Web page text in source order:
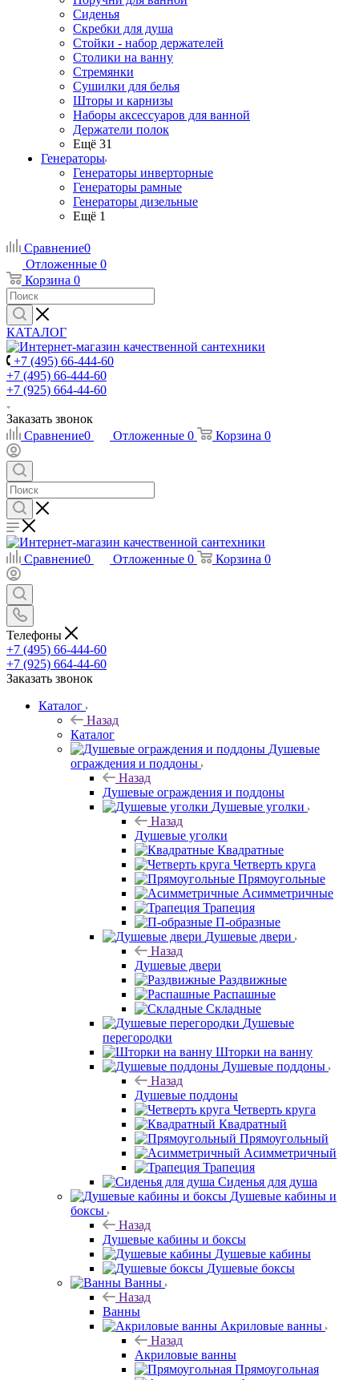
Сиденья
Скребки для душа
Стойки - набор держателей
Столики на ванну
Стремянки
Сушилки для белья
Шторы и карнизы
Наборы аксессуаров для ванной
Держатели полок
Ещё 31
Генераторы
Генераторы инверторные
Генераторы рамные
Генераторы дизельные
Ещё 1
Сравнение0
Отложенные 0
Корзина 0
КАТАЛОГ
+7 (495) 66-444-60
+7 (495) 66-444-60
+7 (925) 664-44-60
Заказать звонок
Сравнение0 Отложенные 0 Корзина 0
Сравнение0 Отложенные 0 Корзина 0
Телефоны
+7 (495) 66-444-60
+7 (925) 664-44-60
Заказать звонок
Каталог
Назад
Каталог
Душевые
ограждения и поддоны
Назад
Душевые ограждения и поддоны
Душевые уголки
Назад
Душевые уголки
Квадратные
Четверть круга
Прямоугольные
Асимметричные
Трапеция
П-образные
Душевые двери
Назад
Душевые двери
Раздвижные
Распашные
Складные
Душевые
перегородки
Шторки на ванну
Душевые поддоны
Назад
Душевые поддоны
Четверть круга
Квадратный
Прямоугольный
Асимметричный
Трапеция
Сиденья для душа
Душевые кабины и
боксы
Назад
Душевые кабины и боксы
Душевые кабины
Душевые боксы
Ванны
Назад
Ванны
Акриловые ванны
Назад
Акриловые ванны
Прямоугольная